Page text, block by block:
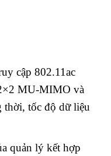
cập 802.11ac
MU-MIMO và
thời, tốc độ dữ liệu
quản lý kết hợp